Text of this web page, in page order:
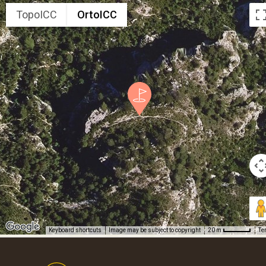
TopoICC OrtoICC
Keyboard shortcuts Image may be subject to copyright 20 m